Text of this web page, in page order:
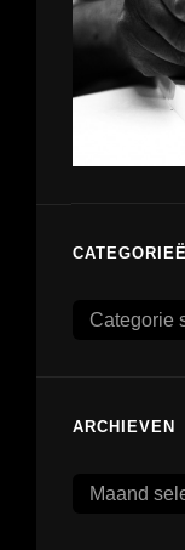
ARCHIEVEN
Archieven